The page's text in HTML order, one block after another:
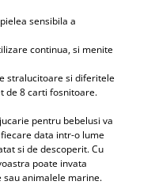
sensibila a
continua, si menite
stralucitoare si diferitele
de 8 carti fosnitoare.
pentru bebelusi va
data intr-o lume
si de descoperit. Cu
poate invata
animalele marine.